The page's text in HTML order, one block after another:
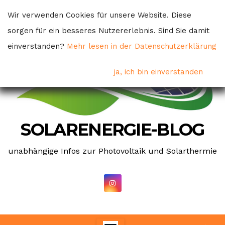
content
SOLARENERGIE-BLOG
unabhängige Infos zur Photovoltaik und Solarthermie
Wir verwenden Cookies für unsere Website. Diese
sorgen für ein besseres Nutzererlebnis. Sind Sie damit
einverstanden? Mehr lesen in der Datenschutzerklärung
ja, ich bin einverstanden